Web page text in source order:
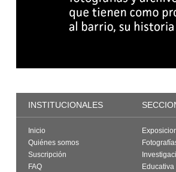
INSTITUCIONALES
Inicio
Quiénes somos
Suscripción
FAQ
Educativa